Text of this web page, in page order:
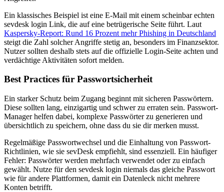
Ein klassisches Beispiel ist eine E-Mail mit einem scheinbar echten
sevdesk login Link, die auf eine betrügerische Seite führt. Laut
Kaspersky-Report: Rund 16 Prozent mehr Phishing in Deutschland
steigt die Zahl solcher Angriffe stetig an, besonders im Finanzsektor.
Nutzer sollten deshalb stets auf die offizielle Login-Seite achten und
verdächtige Aktivitäten sofort melden.
Best Practices für Passwortsicherheit
Ein starker Schutz beim Zugang beginnt mit sicheren Passwörtern.
Diese sollten lang, einzigartig und schwer zu erraten sein. Passwort-
Manager helfen dabei, komplexe Passwörter zu generieren und
übersichtlich zu speichern, ohne dass du sie dir merken musst.
Regelmäßige Passwortwechsel und die Einhaltung von Passwort-
Richtlinien, wie sie sevDesk empfiehlt, sind essenziell. Ein häufiger
Fehler: Passwörter werden mehrfach verwendet oder zu einfach
gewählt. Nutze für den sevdesk login niemals das gleiche Passwort
wie für andere Plattformen, damit ein Datenleck nicht mehrere
Konten betrifft.